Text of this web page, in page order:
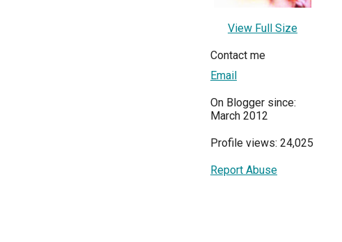
View Full Size
Contact me
Email
On Blogger since:
March 2012
Profile views: 24,025
Report Abuse